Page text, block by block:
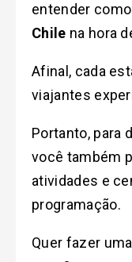
entender
Chile na hora
Afinal, cada
viajantes
Portanto, para
você também
atividades e
programação.
Quer fazer uma